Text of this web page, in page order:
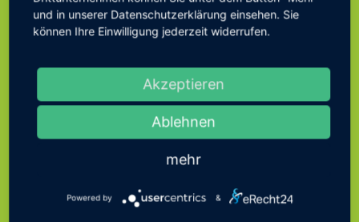
Telefon:02633/4568-0
Fax:02633/4568-170
Montag bis Freitag
08.30 bis 12.00
Donnerstag
14.00 bis 18.00
Sowie nach telefonischer Absprache
und in unserer Datenschutzerklärung einsehen. Sie
können Ihre Einwilligung jederzeit widerrufen.
Akzeptieren
Ablehnen
mehr
Powered by &